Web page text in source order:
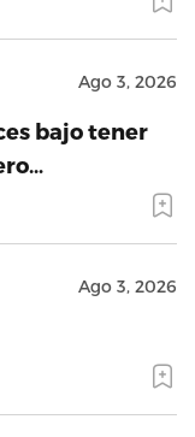
Ago 3, 2026
bajo tener
Ago 3, 2026